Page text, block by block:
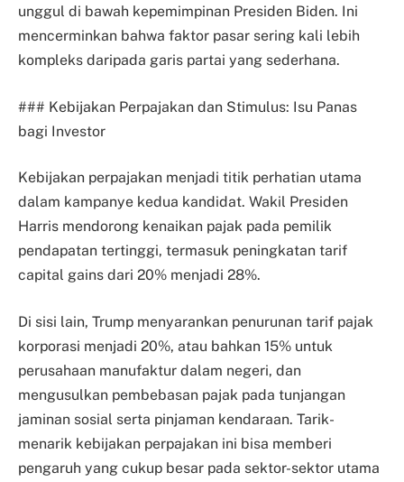
unggul di bawah kepemimpinan Presiden Biden. Ini
mencerminkan bahwa faktor pasar sering kali lebih
kompleks daripada garis partai yang sederhana.
### Kebijakan Perpajakan dan Stimulus: Isu Panas
bagi Investor
Kebijakan perpajakan menjadi titik perhatian utama
dalam kampanye kedua kandidat. Wakil Presiden
Harris mendorong kenaikan pajak pada pemilik
pendapatan tertinggi, termasuk peningkatan tarif
capital gains dari 20% menjadi 28%.
Di sisi lain, Trump menyarankan penurunan tarif pajak
korporasi menjadi 20%, atau bahkan 15% untuk
perusahaan manufaktur dalam negeri, dan
mengusulkan pembebasan pajak pada tunjangan
jaminan sosial serta pinjaman kendaraan. Tarik-
menarik kebijakan perpajakan ini bisa memberi
pengaruh yang cukup besar pada sektor-sektor utama